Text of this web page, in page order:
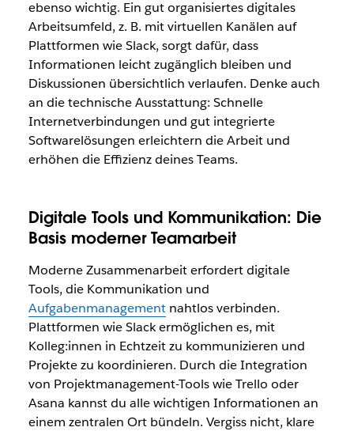
ebenso wichtig. Ein gut organisiertes digitales
Arbeitsumfeld, z. B. mit virtuellen Kanälen auf
Plattformen wie Slack, sorgt dafür, dass
Informationen leicht zugänglich bleiben und
Diskussionen übersichtlich verlaufen. Denke auch
an die technische Ausstattung: Schnelle
Internetverbindungen und gut integrierte
Softwarelösungen erleichtern die Arbeit und
erhöhen die Effizienz deines Teams.
Digitale Tools und Kommunikation: Die
Basis moderner Teamarbeit
Moderne Zusammenarbeit erfordert digitale
Tools, die Kommunikation und
Aufgabenmanagementnahtlos verbinden.
Plattformen wie Slack ermöglichen es, mit
Kolleg:innen in Echtzeit zu kommunizieren und
Projekte zu koordinieren. Durch die Integration
von Projektmanagement-Tools wie Trello oder
Asana kannst du alle wichtigen Informationen an
einem zentralen Ort bündeln. Vergiss nicht, klare